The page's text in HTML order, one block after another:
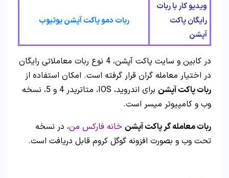
ویدیو کار با ربات
رایگان پاکت
آپشن
ربات دمو پاکت آپشن یوتیوب
در کابین و سایت پاکت آپشن، 4 نوع ربات معاملاتی رایگان
در اختیار معامله گران قرار گرفته است. امکان استفاده از
ربات پاکت آپشن
برای اندروید، IOS، متاتریدر 4 و 5، نسخه
وب و کامپیوتر میسر است.
ربات معامله گر پاکت آپشن خانه فارکس من، در نسخه
تحت وب و بصورت افزونه گوگل کروم قابل دریافت است.